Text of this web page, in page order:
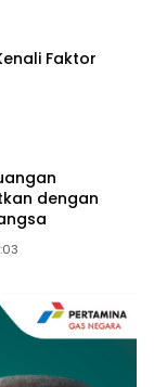
Faktor
dengan